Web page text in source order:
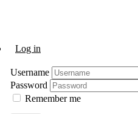
Log in
Username
Password
Remember me